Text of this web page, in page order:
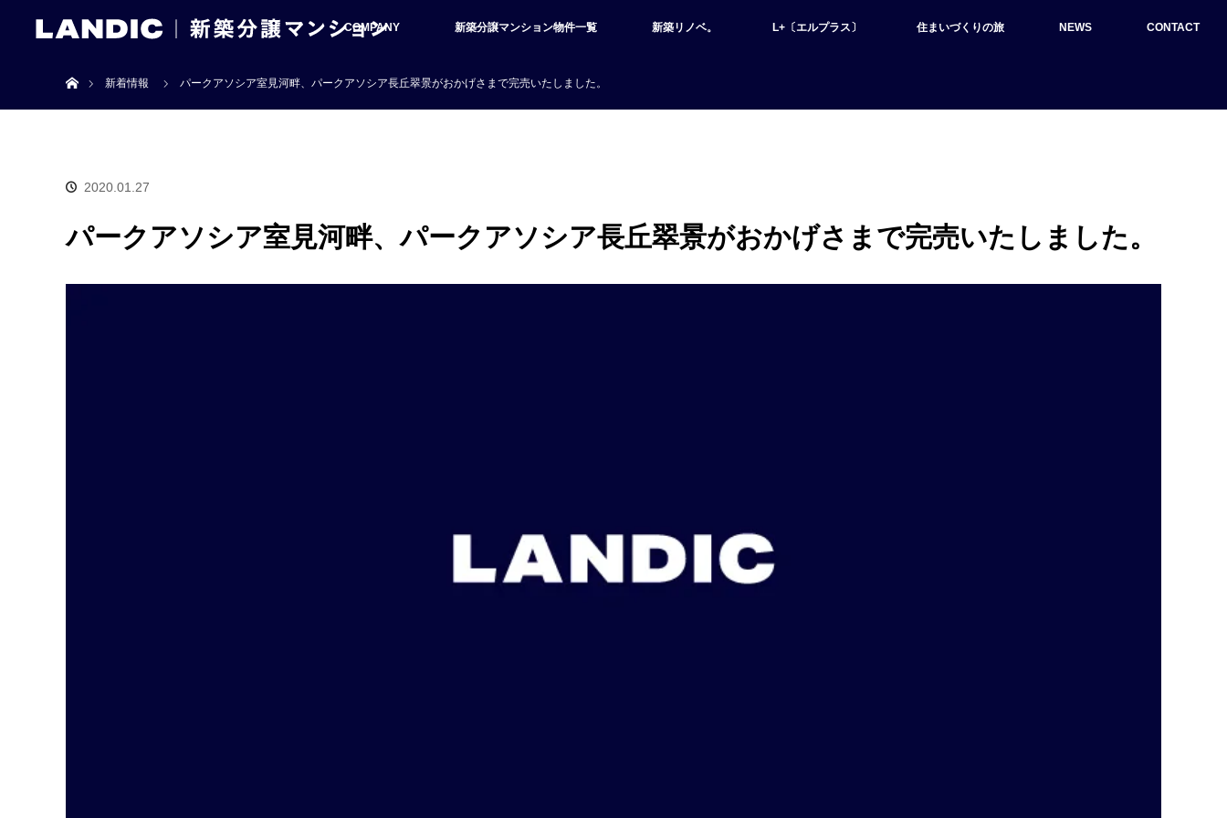
COMPANY 新築分譲マンション物件一覧 新築リノベ。 L+〔エルプラス〕 住まいづくりの旅 NEWS CONTACT
新着情報
パークアソシア室見河畔、パークアソシア長丘翠景がおかげさまで完売いたしました。
2020.01.27
パークアソシア室見河畔、パークアソシア長丘翠景がおかげさまで完売いたしました。